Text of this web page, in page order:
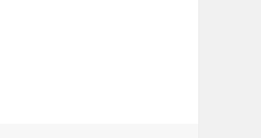
Rücktritte